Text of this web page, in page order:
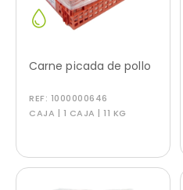
Carne picada de pollo
REF: 1000000646
CAJA | 1 CAJA | 11 KG